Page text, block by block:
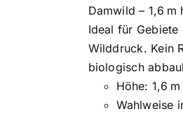
Damwild – 1,6 m
Ideal für
Wilddruck. Kein
biologisch
Höhe: 1,6 m
Wahlweise